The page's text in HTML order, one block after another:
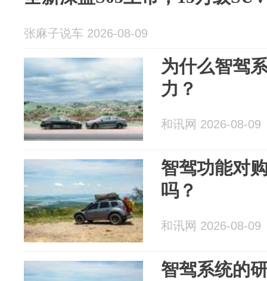
张麻子说车 2026-08-09
为什么智驾
力？
和讯网 2026-08-09
智驾功能对
吗？
和讯网 2026-08-09
智驾系统的